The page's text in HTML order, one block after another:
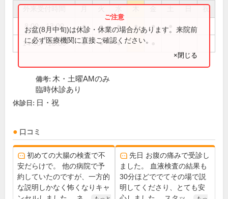
祝
8:00～13:00 ● ● ● ● ●
14:00～18:00 ● ● ●
お盆(8月中旬)は休診・休業の場合があります。来院前
に必ず医療機関に直接ご確認ください。
×閉じる
備考: 木・土曜AMのみ
臨時休診あり
休診日: 日・祝
口コミ
初めての大腸の検査で不
安だらけで。 他の病院で予
約していたのですが、一方的
な説明しかなく怖くなりキャ
先日 お腹の痛みで受診し
ました。 血液検査の結果も
30分ほどででてその場で説
明してくださり、とても安